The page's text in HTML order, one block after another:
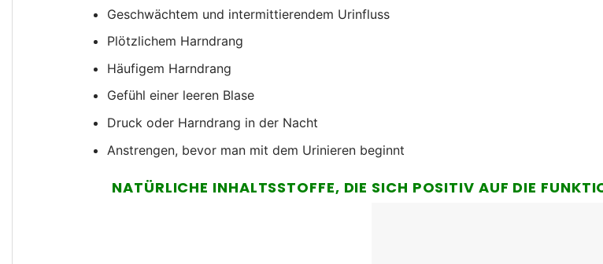
Geschwächtem und intermittierendem Urinfluss
Plötzlichem Harndrang
Häufigem Harndrang
Gefühl einer leeren Blase
Druck oder Harndrang in der Nacht
Anstrengen, bevor man mit dem Urinieren beginnt
NATÜRLICHE INHALTSSTOFFE, DIE SICH POSITIV AUF DIE